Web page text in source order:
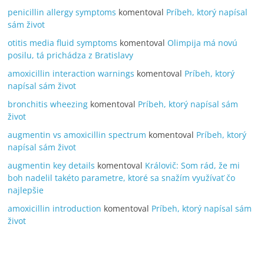
penicillin allergy symptoms komentoval Príbeh, ktorý napísal
sám život
otitis media fluid symptoms komentoval Olimpija má novú
posilu, tá prichádza z Bratislavy
amoxicillin interaction warnings komentoval Príbeh, ktorý
napísal sám život
bronchitis wheezing komentoval Príbeh, ktorý napísal sám
život
augmentin vs amoxicillin spectrum komentoval Príbeh, ktorý
napísal sám život
augmentin key details komentoval Královič: Som rád, že mi
boh nadelil takéto parametre, ktoré sa snažím využívať čo
najlepšie
amoxicillin introduction komentoval Príbeh, ktorý napísal sám
život